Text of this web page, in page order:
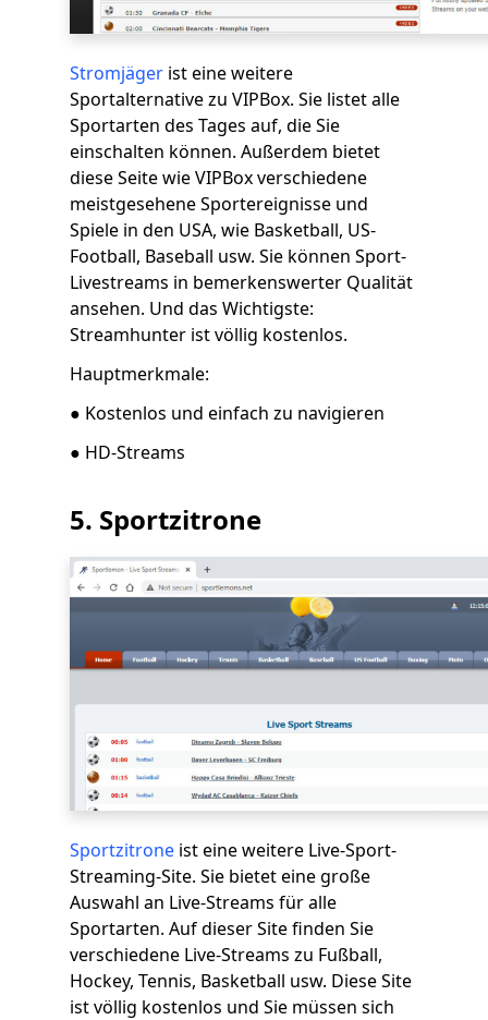
Stromjäger ist eine weitere
Sportalternative zu VIPBox. Sie listet alle
Sportarten des Tages auf, die Sie
einschalten können. Außerdem bietet
diese Seite wie VIPBox verschiedene
meistgesehene Sportereignisse und
Spiele in den USA, wie Basketball, US-
Football, Baseball usw. Sie können Sport-
Livestreams in bemerkenswerter Qualität
ansehen. Und das Wichtigste:
Streamhunter ist völlig kostenlos.
Hauptmerkmale:
● Kostenlos und einfach zu navigieren
● HD-Streams
5. Sportzitrone
Sportzitrone ist eine weitere Live-Sport-
Streaming-Site. Sie bietet eine große
Auswahl an Live-Streams für alle
Sportarten. Auf dieser Site finden Sie
verschiedene Live-Streams zu Fußball,
Hockey, Tennis, Basketball usw. Diese Site
ist völlig kostenlos und Sie müssen sich